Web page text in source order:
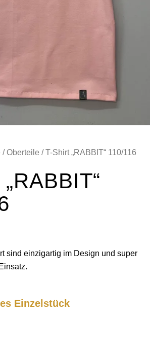
/Oberteile / T-Shirt „RABBIT“ 110/116
sind einzigartig im Design und super
Einzelstück